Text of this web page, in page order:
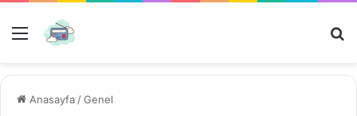
Menü
Anasayfa /Genel